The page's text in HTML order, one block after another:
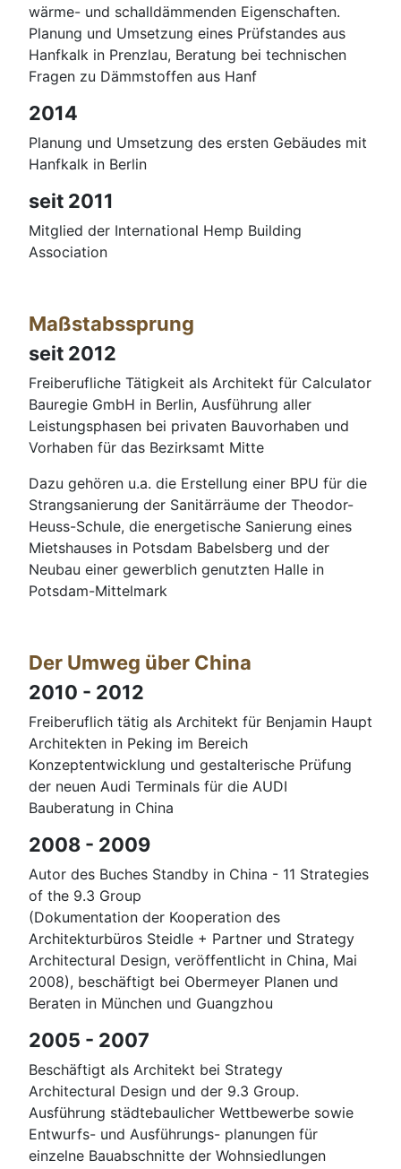
wärme- und schalldämmenden Eigenschaften.
Planung und Umsetzung eines Prüfstandes aus
Hanfkalk in Prenzlau, Beratung bei technischen
Fragen zu Dämmstoffen aus Hanf
2014
Planung und Umsetzung des ersten Gebäudes mit
Hanfkalk in Berlin
seit 2011
Mitglied der International Hemp Building
Association
Maßstabssprung
seit 2012
Freiberufliche Tätigkeit als Architekt für Calculator
Bauregie GmbH in Berlin, Ausführung aller
Leistungsphasen bei privaten Bauvorhaben und
Vorhaben für das Bezirksamt Mitte
Dazu gehören u.a. die Erstellung einer BPU für die
Strangsanierung der Sanitärräume der Theodor-
Heuss-Schule, die energetische Sanierung eines
Mietshauses in Potsdam Babelsberg und der
Neubau einer gewerblich genutzten Halle in
Potsdam-Mittelmark
Der Umweg über China
2010 - 2012
Freiberuflich tätig als Architekt für Benjamin Haupt
Architekten in Peking im Bereich
Konzeptentwicklung und gestalterische Prüfung
der neuen Audi Terminals für die AUDI
Bauberatung in China
2008 - 2009
Autor des Buches Standby in China - 11 Strategies
of the 9.3 Group
(Dokumentation der Kooperation des
Architekturbüros Steidle + Partner und Strategy
Architectural Design, veröffentlicht in China, Mai
2008), beschäftigt bei Obermeyer Planen und
Beraten in München und Guangzhou
2005 - 2007
Beschäftigt als Architekt bei Strategy
Architectural Design und der 9.3 Group.
Ausführung städtebaulicher Wettbewerbe sowie
Entwurfs- und Ausführungs- planungen für
einzelne Bauabschnitte der Wohnsiedlungen